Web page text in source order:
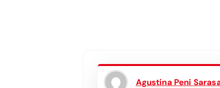
Agustina Peni